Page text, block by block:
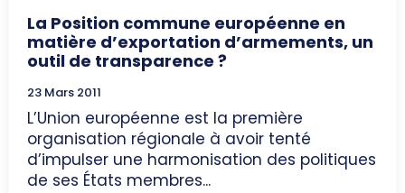
La Position commune européenne en
matière d’exportation d’armements, un
outil de transparence ?
23 Mars 2011
L’Union européenne est la première
organisation régionale à avoir tenté
d’impulser une harmonisation des politiques
de ses États membres...